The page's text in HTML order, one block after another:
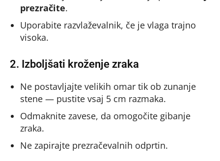
prezračite.
Uporabite razvlaževalnik, če je vlaga trajno
visoka.
2. Izboljšati kroženje zraka
Ne postavljajte velikih omar tik ob zunanje
stene — pustite vsaj 5 cm razmaka.
Odmaknite zavese, da omogočite gibanje
zraka.
Ne zapirajte prezračevalnih odprtin.